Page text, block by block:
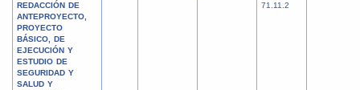
REDACCIÓN DE
ANTEPROYECTO,
PROYECTO
BÁSICO, DE
EJECUCIÓN Y
ESTUDIO DE
SEGURIDAD Y
SALUD Y
71.11.2